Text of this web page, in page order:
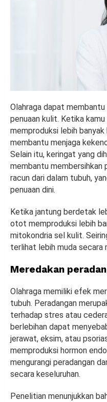
Olahraga dapat
penuaan kulit. Ketika
memproduksi lebih
membantu menjaga
Selain itu, keringat yang
membantu membersihkan
racun dari dalam tubuh,
penuaan dini.
Ketika jantung berdetak
otot memproduksi lebih
mitokondria sel kulit.
terlihat lebih muda secara
Meredakan
Olahraga memiliki efek
tubuh. Peradangan
terhadap stres atau
berlebihan dapat
jerawat, eksim, atau
memproduksi hormon
mengurangi peradangan
secara keseluruhan.
Penelitian menunjukkan